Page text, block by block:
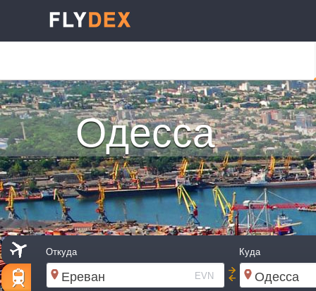
Одесса
Откуда Куда
EVN